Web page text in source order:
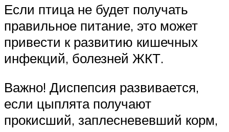
Если птица не будет получать
правильное питание, это может
привести к развитию кишечных
инфекций, болезней ЖКТ.
Важно! Диспепсия развивается,
если цыплята получают
прокисший, заплесневевший корм,